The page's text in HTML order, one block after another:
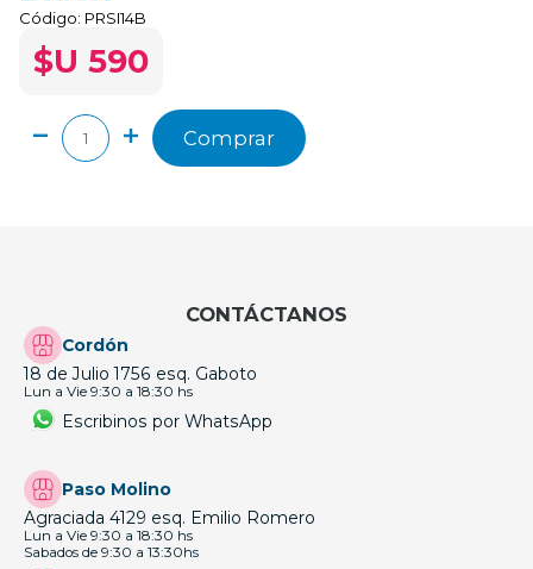
Código: PRSI14B
$U 590
Comprar
CONTÁCTANOS
Cordón
18 de Julio 1756 esq. Gaboto
Lun a Vie 9:30 a 18:30 hs
Escribinos por WhatsApp
Paso Molino
Agraciada 4129 esq. Emilio Romero
Lun a Vie 9:30 a 18:30 hs
Sabados de 9:30 a 13:30hs